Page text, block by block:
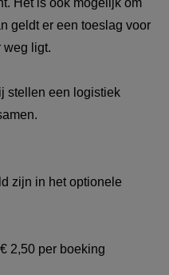
Het is ook mogelijk om
geldt er een toeslag voor
weg ligt.
stellen een logistiek
zijn in het optionele
2,50 per boeking